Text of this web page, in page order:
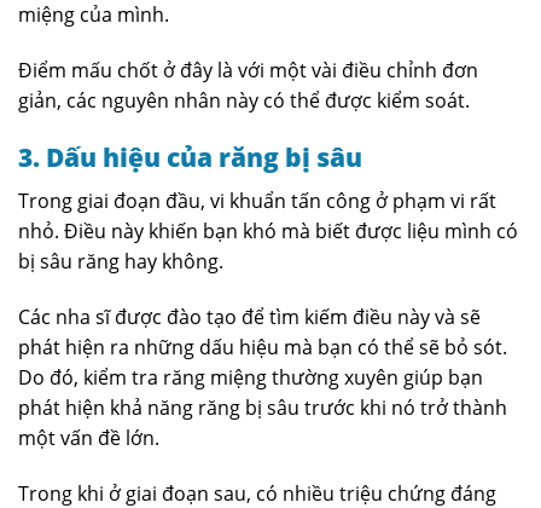
miệng của mình.
Điểm mấu chốt ở đây là với một vài điều chỉnh đơn
giản, các nguyên nhân này có thể được kiểm soát.
3. Dấu hiệu của răng bị sâu
Trong giai đoạn đầu, vi khuẩn tấn công ở phạm vi rất
nhỏ. Điều này khiến bạn khó mà biết được liệu mình có
bị sâu răng hay không.
Các nha sĩ được đào tạo để tìm kiếm điều này và sẽ
phát hiện ra những dấu hiệu mà bạn có thể sẽ bỏ sót.
Do đó, kiểm tra răng miệng thường xuyên giúp bạn
phát hiện khả năng răng bị sâu trước khi nó trở thành
một vấn đề lớn.
Trong khi ở giai đoạn sau, có nhiều triệu chứng đáng